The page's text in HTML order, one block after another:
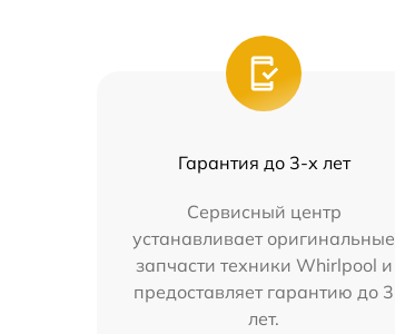
Гарантия до 3-х лет
Сервисный центр
устанавливает оригинальные
запчасти техники Whirlpool и
предоставляет гарантию до 3
лет.